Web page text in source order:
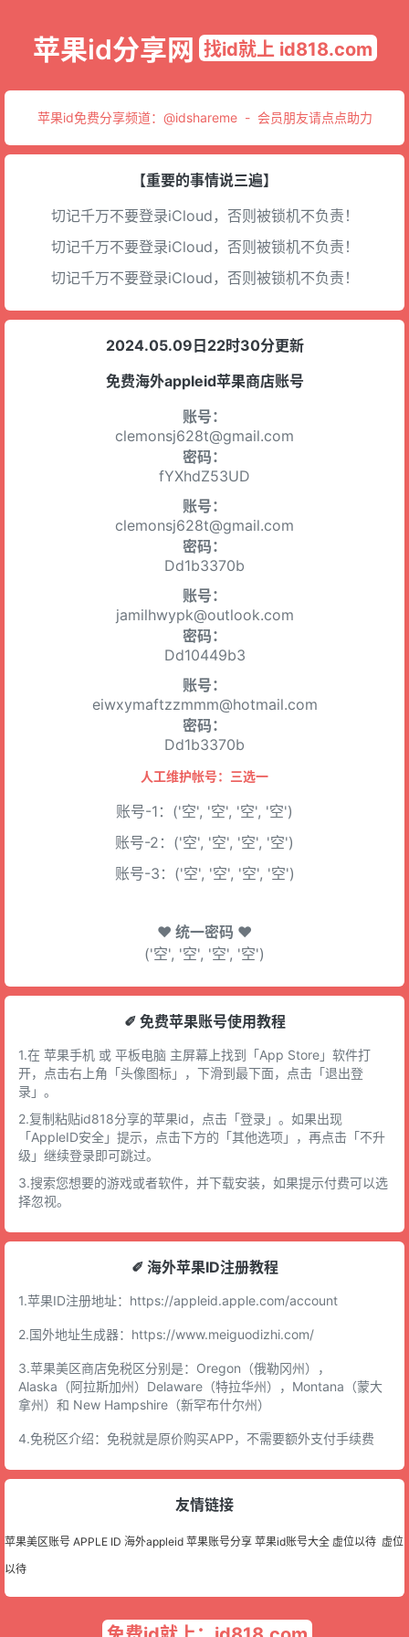
苹果id分享网 找id就上 id818.com
苹果id免费分享频道： @idshareme- 会员朋友请点点助力
【重要的事情说三遍】
切记千万不要登录iCloud，否则被锁机不负责！
切记千万不要登录iCloud，否则被锁机不负责！
切记千万不要登录iCloud，否则被锁机不负责！
2024.05.09日22时30分更新
免费海外appleid苹果商店账号
账号：
clemonsj628t@gmail.com
密码：
fYXhdZ53UD
账号：
clemonsj628t@gmail.com
密码：
Dd1b3370b
账号：
jamilhwypk@outlook.com
密码：
Dd10449b3
账号：
eiwxymaftzzmmm@hotmail.com
密码：
Dd1b3370b
人工维护帐号：三选一
账号-1：('空', '空', '空', '空')
账号-2：('空', '空', '空', '空')
账号-3：('空', '空', '空', '空')
♥ 统一密码 ♥
('空', '空', '空', '空')
✐ 免费苹果账号使用教程
1.在 苹果手机 或 平板电脑 主屏幕上找到「App Store」软件打
开，点击右上角「头像图标」，下滑到最下面，点击「退出登
录」。
2.复制粘贴id818分享的苹果id，点击「登录」。如果出现
「AppleID安全」提示，点击下方的「其他选项」，再点击「不升
级」继续登录即可跳过。
3.搜索您想要的游戏或者软件，并下载安装，如果提示付费可以选
择忽视。
✐ 海外苹果ID注册教程
1.苹果ID注册地址： https://appleid.apple.com/account
2.国外地址生成器： https://www.meiguodizhi.com/
3.苹果美区商店免税区分别是：Oregon（俄勒冈州），
Alaska（阿拉斯加州）Delaware（特拉华州），Montana（蒙大
拿州）和 New Hampshire（新罕布什尔州）
4.免税区介绍：免税就是原价购买APP，不需要额外支付手续费
友情链接
苹果美区账号 APPLE ID 海外appleid 苹果账号分享 苹果id账号大全 虚位以待 虚位
以待